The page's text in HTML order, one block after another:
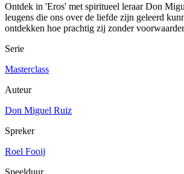
Ontdek in 'Eros' met spiritueel leraar Don
leugens die ons over de liefde zijn geleerd
ontdekken hoe prachtig zij zonder
Serie
Masterclass
Auteur
Don Miguel Ruiz
Spreker
Roel Fooij
Speelduur